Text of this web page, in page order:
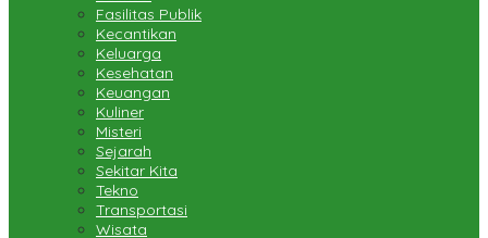
Fasilitas Publik
Kecantikan
Keluarga
Kesehatan
Keuangan
Kuliner
Misteri
Sejarah
Sekitar Kita
Tekno
Transportasi
Wisata